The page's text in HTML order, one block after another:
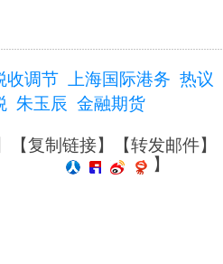
收调节 上海国际港务 热议
朱玉辰 金融期货
【复制链接】【转发邮件】
】